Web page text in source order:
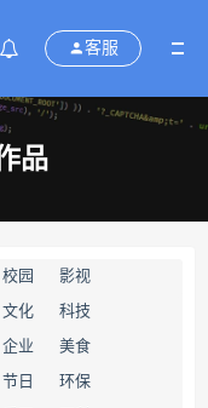
客服
品
校园 影视
文化 科技
企业 美食
节日 环保